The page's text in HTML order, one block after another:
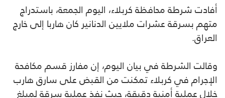
أفادت شرطة محافظة كربلاء، اليوم الجمعة، باستدراج
متهم بسرقة عشرات ملايين الدنانير كان هاربا إلى خارج
العراق.
وقالت الشرطة في بيان اليوم، إن مفارز قسم مكافحة
الإجرام في كربلاء تمكنت من القبض على سارق هارب
خلال عملية أمنية دقيقة، حيث نفذ عملية سرقة لمبلغ